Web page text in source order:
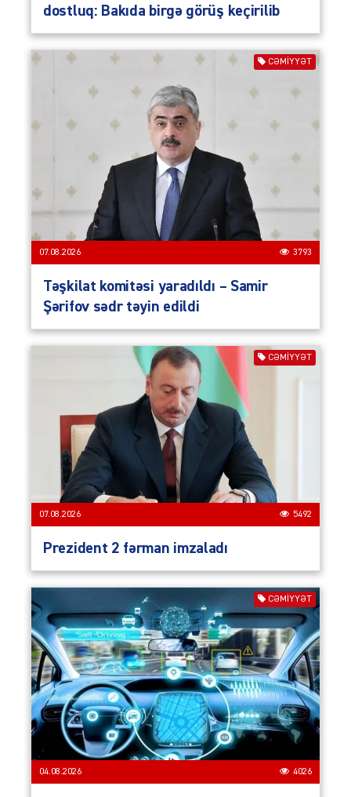
dostluq: Bakıda birgə görüş keçirilib
CƏMIYYƏT
07.08.2026 3793
Təşkilat komitəsi yaradıldı – Samir
Şərifov sədr təyin edildi
CƏMIYYƏT
07.08.2026 5492
Prezident 2 fərman imzaladı
CƏMIYYƏT
04.08.2026 4026